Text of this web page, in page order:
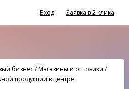
Вход Заявка в 2 клика
бизнес/Магазины и оптовики /
продукции в центре